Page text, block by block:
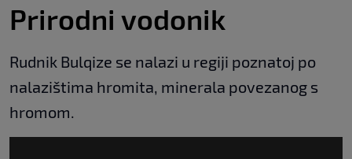
Prirodni vodonik
Rudnik Bulqize se nalazi u regiji poznatoj po
nalazištima hromita, minerala povezanog s
hromom.